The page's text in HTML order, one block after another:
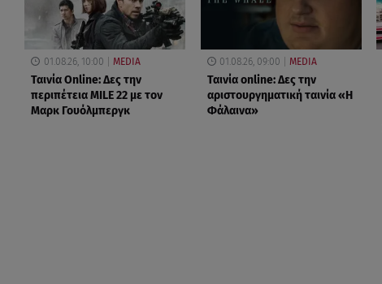
01.08.26, 10:00 MEDIA
Ταινία Online: Δες την
περιπέτεια MILE 22 με τον
Μαρκ Γουόλμπεργκ
01.08.26, 09:00 MEDIA
Ταινία online: Δες την
αριστουργηματική ταινία «Η
Φάλαινα»